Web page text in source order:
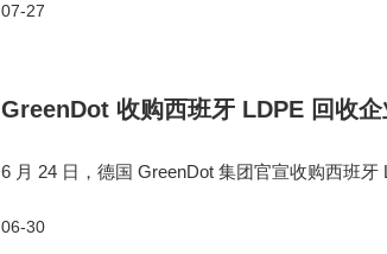
为，索赔金额约11亿欧元。 值得注意的
07-27
GreenDot 收购西班牙 LDPE 回收企
6 月 24 日，德国 GreenDot 集团官宣收购西班
主营工业、商业后 LDPE 薄膜回收，
06-30